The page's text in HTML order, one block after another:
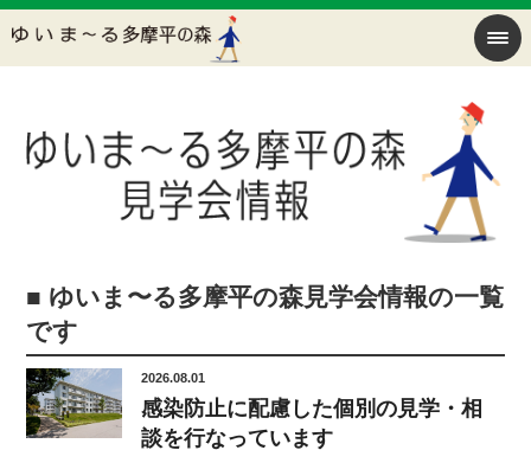
■ ゆいま〜る多摩平の森見学会情報の一覧
です
2026.08.01
感染防止に配慮した個別の見学・相
談を行なっています